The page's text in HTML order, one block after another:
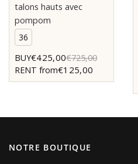
talons hauts avec
pompom
36
BUY€425,00€725,00
RENT from€125,00
NOTRE BOUTIQUE